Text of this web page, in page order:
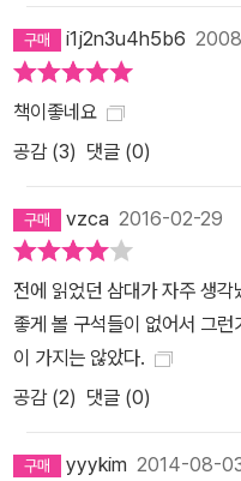
i1j2n3u4h5b6
책이좋네요
공감 (3) 댓글 (0)
vzca 2016-02-29
전에 읽었던 삼대가 자주 생
좋게 볼 구석들이 없어서 그
이 가지는 않았다.
공감 (2) 댓글 (0)
yyykim 2014-08-